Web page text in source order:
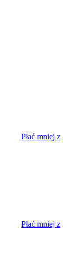
Płać mniej z
Płać mniej z